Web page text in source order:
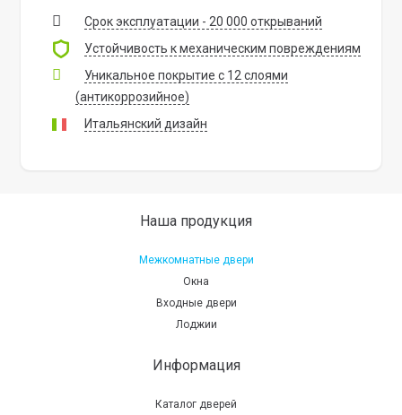
Срок эксплуатации - 20 000 открываний
Устойчивость к механическим повреждениям
Уникальное покрытие с 12 слоями
(антикоррозийное)
Итальянский дизайн
Наша продукция
Межкомнатные двери
Окна
Входные двери
Лоджии
Информация
Каталог дверей